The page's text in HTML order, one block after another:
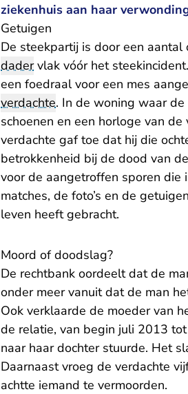
ziekenhuis aan haar
Getuigen
De steekpartij is door een aantal
dadervlak vóór het
een foedraal voor een mes
verdachte. In de woning waar
schoenen en een horloge van
verdachte gaf toe dat hij die
betrokkenheid bij de dood van
voor de aangetroffen sporen die
matches, de foto’s en de
leven heeft gebracht.
Moord of doodslag?
De rechtbank oordeelt dat de
onder meer vanuit dat de man
Ook verklaarde de moeder van
de relatie, van begin juli 2013
naar haar dochter stuurde. Het
Daarnaast vroeg de verdachte
achtte iemand te vermoorden.